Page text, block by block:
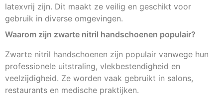
latexvrij zijn. Dit maakt ze veilig en geschikt voor
gebruik in diverse omgevingen.
Waarom zijn zwarte nitril handschoenen populair?
Zwarte nitril handschoenen zijn populair vanwege hun
professionele uitstraling, vlekbestendigheid en
veelzijdigheid. Ze worden vaak gebruikt in salons,
restaurants en medische praktijken.